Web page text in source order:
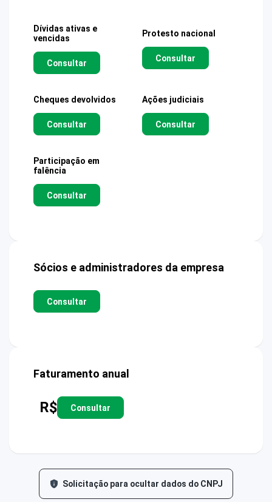
Dívidas ativas e
vencidas
Consultar
Protesto nacional
Consultar
Cheques devolvidos
Consultar
Ações judiciais
Consultar
Participação em
falência
Consultar
Sócios e administradores da empresa
Consultar
Faturamento anual
R$ Consultar
Solicitação para ocultar dados do CNPJ